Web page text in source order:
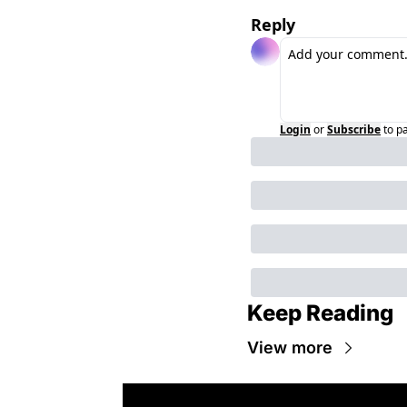
Reply
Login orSubscribeto
Keep Reading
View more